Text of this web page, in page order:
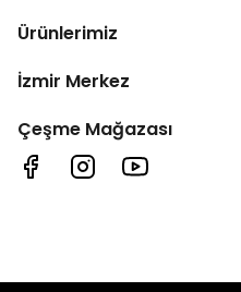
Ürünlerimiz
İzmir Merkez
Çeşme Mağazası